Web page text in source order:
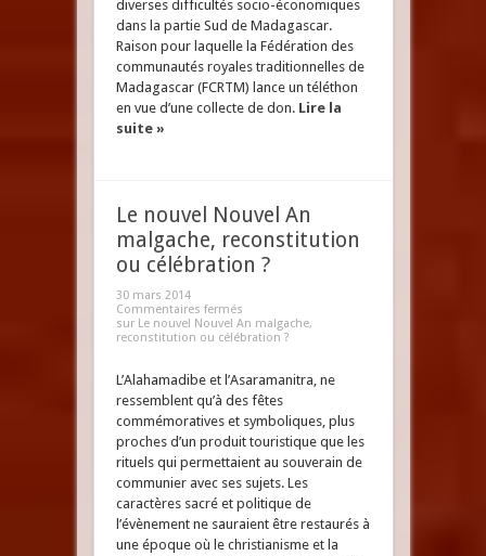
diverses difficultés socio-économiques
dans la partie Sud de Madagascar.
Raison pour laquelle la Fédération des
communautés royales traditionnelles de
Madagascar (FCRTM) lance un téléthon
en vue d’une collecte de don. Lire la
suite »
Le nouvel Nouvel An
malgache, reconstitution
ou célébration ?
30 mars 2014
Commentaires fermés
sur Le nouvel Nouvel An malgache,
reconstitution ou célébration ?
L’Alahamadibe et l’Asaramanitra, ne
ressemblent qu’à des fêtes
commémoratives et symboliques, plus
proches d’un produit touristique que les
rituels qui permettaient au souverain de
communier avec ses sujets. Les
caractères sacré et politique de
l’évènement ne sauraient être restaurés à
une époque où le christianisme et la